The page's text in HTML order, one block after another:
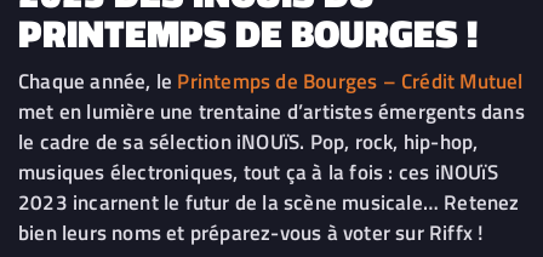
PRINTEMPS DE BOURGES !
Chaque année, le Printemps de Bourges – Crédit Mutuel
met en lumière une trentaine d’artistes émergents dans
le cadre de sa sélection iNOUïS. Pop, rock, hip-hop,
musiques électroniques, tout ça à la fois : ces iNOUïS
2023 incarnent le futur de la scène musicale… Retenez
bien leurs noms et préparez-vous à voter sur Riffx !